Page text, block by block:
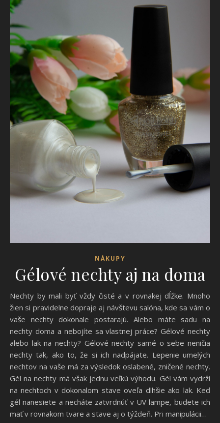
NÁKUPY
Gélové nechty aj na doma
Nechty by mali byť vždy čisté a v rovnakej dĺžke. Mnoho
žien si pravidelne dopraje aj návštevu salóna, kde sa vám o
vaše nechty dokonale postarajú. Alebo máte sadu na
nechty doma a nebojíte sa vlastnej práce? Gélové nechty
alebo lak na nechty? Gélové nechty samé o sebe neničia
nechty tak, ako to, že si ich nadpájate. Lepenie umelých
nechtov na vaše má za výsledok oslabené, zničené nechty.
Gél na nechty má však jednu veľkú výhodu. Gél vám vydrží
na nechtoch v dokonalom stave oveľa dlhšie ako lak. Keď
gél nanesiete a necháte zatvrdnúť v UV lampe, budete ich
mať v rovnakom tvare a stave aj o týždeň. Pri manipulácii…